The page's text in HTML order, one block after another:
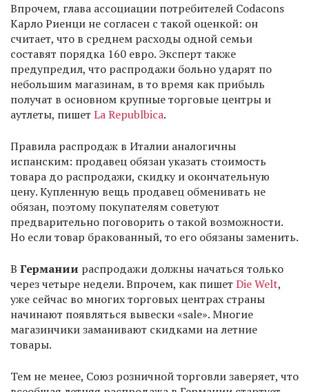
Впрочем, глава ассоциации потребителей Codacons
Карло Риенци не согласен с такой оценкой: он
считает, что в среднем расходы одной семьи
составят порядка 160 евро. Эксперт также
предупредил, что распродажи больно ударят по
небольшим магазинам, в то время как прибыль
получат в основном крупные торговые центры и
аутлеты, пишет La Republbica.
Правила распродаж в Италии аналогичны
испанским: продавец обязан указать стоимость
товара до распродажи, скидку и окончательную
цену. Купленную вещь продавец обменивать не
обязан, поэтому покупателям советуют
предварительно поговорить о такой возможности.
Но если товар бракованный, то его обязаны заменить.
В Германии распродажи должны начаться только
через четыре недели. Впрочем, как пишет Die Welt,
уже сейчас во многих торговых центрах страны
начинают появляться вывески «sale». Многие
магазинчики заманивают скидками на летние
товары.
Тем не менее, Союз розничной торговли заверяет, что